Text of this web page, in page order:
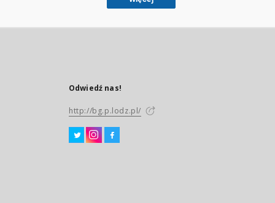
Odwiedź nas!
http://bg.p.lodz.pl/